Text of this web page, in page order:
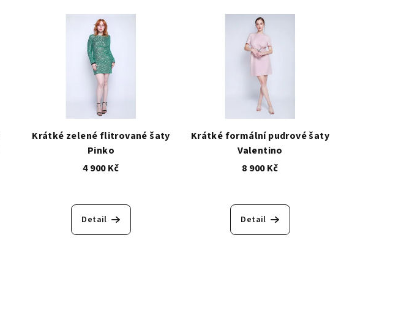
Krátké zelené flitrované šaty
Pinko
4 900 Kč
Detail
Krátké formální pudrové šaty
Valentino
8 900 Kč
Detail